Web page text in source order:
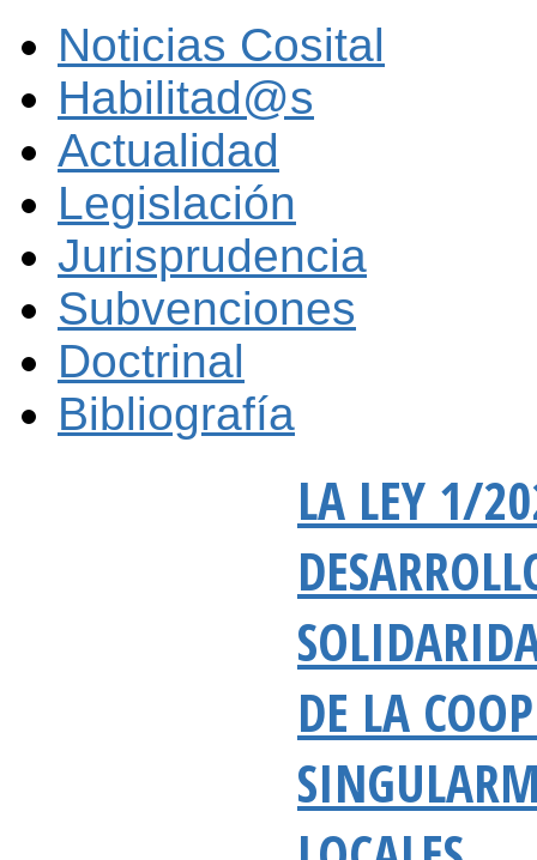
Noticias Cosital
Habilitad@s
Actualidad
Legislación
Jurisprudencia
Subvenciones
Doctrinal
Bibliografía
LA LEY 1/
DE LA